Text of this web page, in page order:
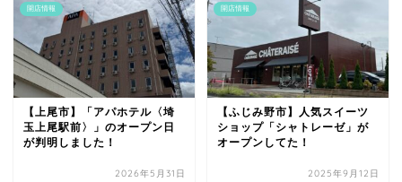
開店情報
【上尾市】「アパホテル〈埼
玉上尾駅前〉」のオープン日
が判明しました！
2026年5月31日
開店情報
【ふじみ野市】人気スイーツ
ショップ「シャトレーゼ」が
オープンしてた！
2025年9月12日